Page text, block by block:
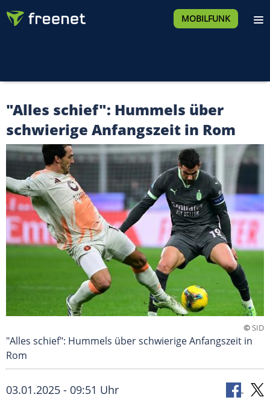
MOBILFUNK
"Alles schief": Hummels über
schwierige Anfangszeit in Rom
©SID
"Alles schief": Hummels über schwierige Anfangszeit in
Rom
03.01.2025 - 09:51 Uhr